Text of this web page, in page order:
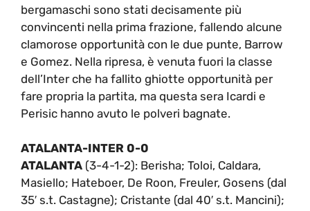
bergamaschi sono stati decisamente più
convincenti nella prima frazione, fallendo alcune
clamorose opportunità con le due punte, Barrow
e Gomez. Nella ripresa, è venuta fuori la classe
dell’Inter che ha fallito ghiotte opportunità per
fare propria la partita, ma questa sera Icardi e
Perisic hanno avuto le polveri bagnate.
ATALANTA-INTER 0-0
ATALANTA (3-4-1-2): Berisha; Toloi, Caldara,
Masiello; Hateboer, De Roon, Freuler, Gosens (dal
35′ s.t. Castagne); Cristante (dal 40′ s.t. Mancini);